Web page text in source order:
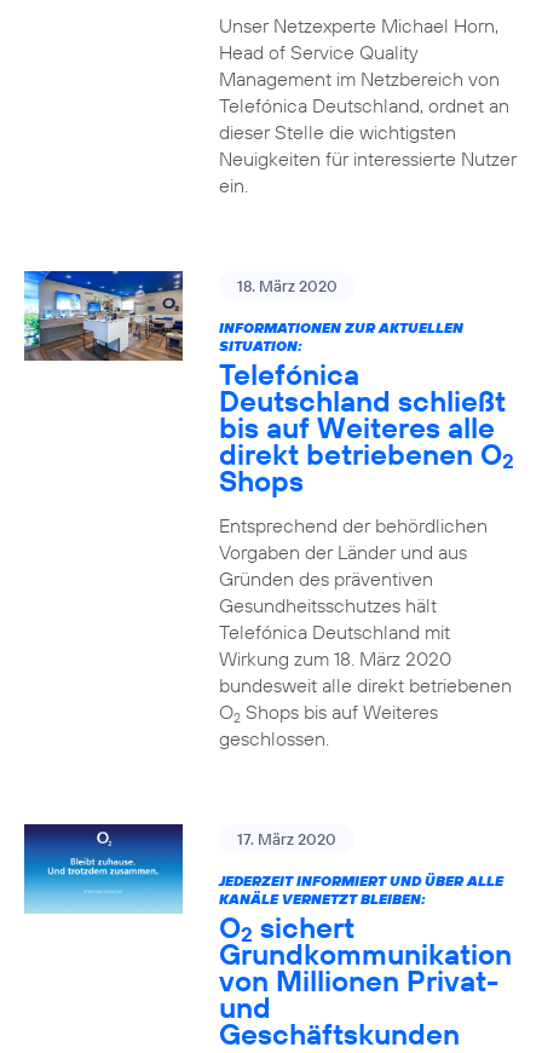
Unser Netzexperte Michael Horn,
Head of Service Quality
Management im Netzbereich von
Telefónica Deutschland, ordnet an
dieser Stelle die wichtigsten
Neuigkeiten für interessierte Nutzer
ein.
18. März 2020
INFORMATIONEN ZUR AKTUELLEN
SITUATION:
Telefónica
Deutschland schließt
bis auf Weiteres alle
direkt betriebenen O2
Shops
Entsprechend der behördlichen
Vorgaben der Länder und aus
Gründen des präventiven
Gesundheitsschutzes hält
Telefónica Deutschland mit
Wirkung zum 18. März 2020
bundesweit alle direkt betriebenen
O2Shops bis auf Weiteres
geschlossen.
17. März 2020
JEDERZEIT INFORMIERT UND ÜBER ALLE
KANÄLE VERNETZT BLEIBEN:
O2 sichert
Grundkommunikation
von Millionen Privat-
und
Geschäftskunden